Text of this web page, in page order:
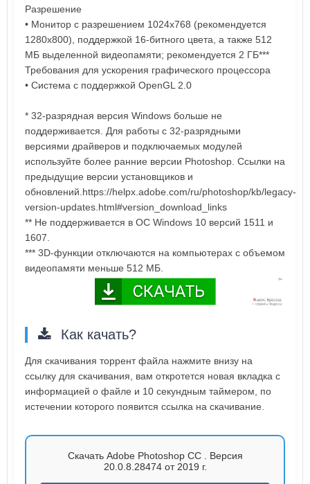
Разрешение
• Монитор с разрешением 1024x768 (рекомендуется
1280x800), поддержкой 16-битного цвета, а также 512
МБ выделенной видеопамяти; рекомендуется 2 ГБ***
Требования для ускорения графического процессора
• Система с поддержкой OpenGL 2.0
* 32-разрядная версия Windows больше не
поддерживается. Для работы с 32-разрядными
версиями драйверов и подключаемых модулей
используйте более ранние версии Photoshop. Ссылки на
предыдущие версии установщиков и
обновлений.https://helpx.adobe.com/ru/photoshop/kb/legacy-
version-updates.html#version_download_links
** Не поддерживается в ОС Windows 10 версий 1511 и
1607.
*** 3D-функции отключаются на компьютерах с объемом
видеопамяти меньше 512 МБ.
Как качать?
Для скачивания торрент файла нажмите внизу на
ссылку для скачивания, вам откротется новая вкладка с
информацией о файле и 10 секундным таймером, по
истечении которого появится ссылка на скачивание.
Скачать Adobe Photoshop CC . Версия
20.0.8.28474 от 2019 г.